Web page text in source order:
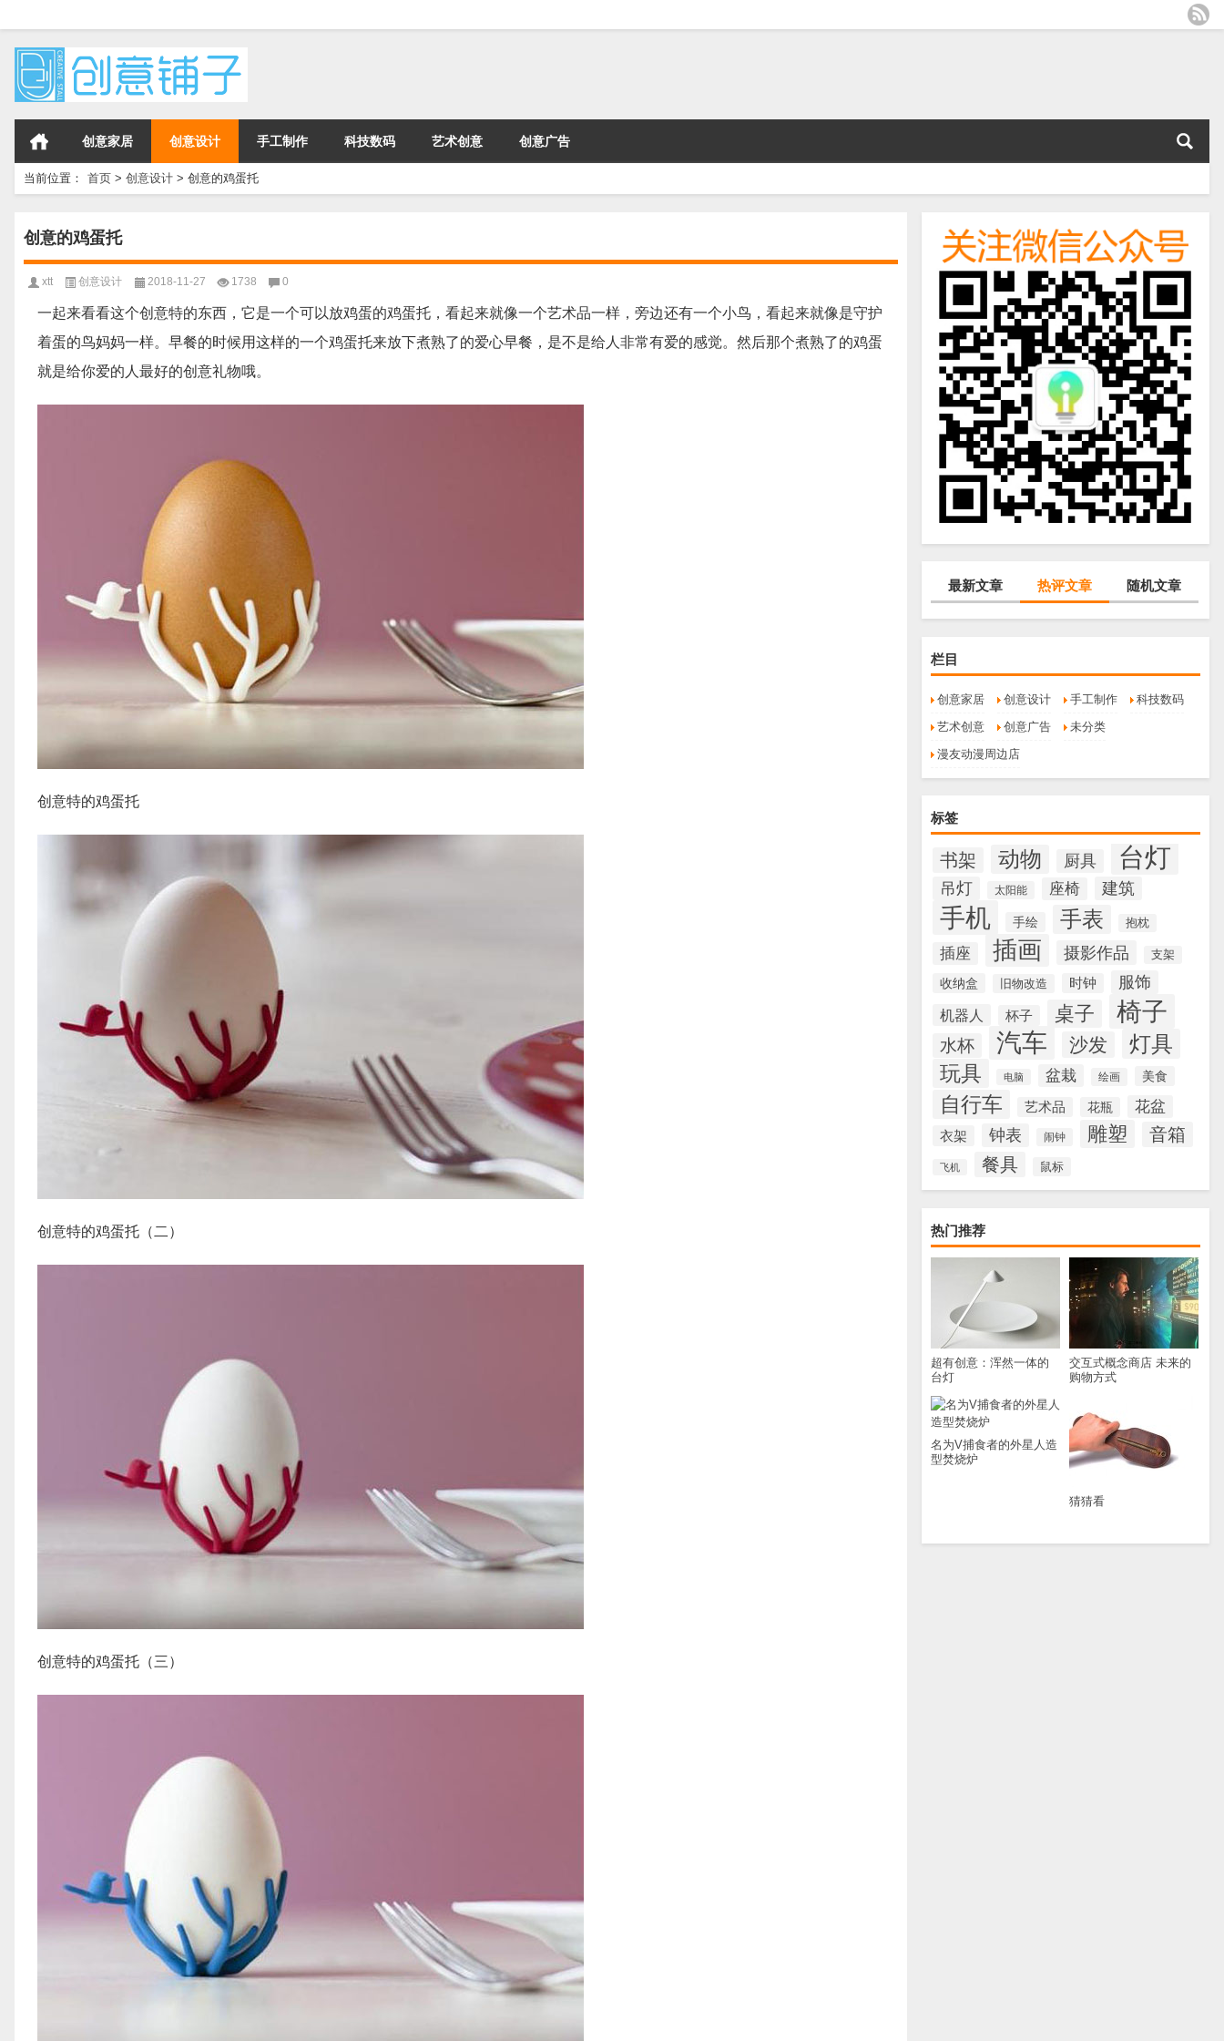
创意家居 创意设计 手工制作 科技数码 艺术创意 创意广告
当前位置： 首页 > 创意设计 > 创意的鸡蛋托
最新文章 热评文章 随机文章
栏目
创意家居 创意设计 手工制作
科技数码
艺术创意
创意广告
未分类
漫友动漫周边店
标签
书架 动物 厨具 台灯
吊灯 太阳能 座椅 建筑
手机 手绘 手表 抱枕
插座 插画 摄影作品 支架
收纳盒 旧物改造 时钟 服饰
机器人 杯子 桌子 椅子
水杯 汽车 沙发 灯具
玩具 电脑 盆栽 绘画 美食
自行车 艺术品 花瓶 花盆
衣架 钟表 闹钟 雕塑 音箱
飞机 餐具 鼠标
热门推荐
超有创意：浑然一体的
台灯
交互式概念商店 未来的
购物方式
名为V捕食者的外星人造
型焚烧炉
猜猜看
创意的鸡蛋托
xtt 创意设计 2018-11-27 1738 0
一起来看看这个创意特的东西，它是一个可以放鸡蛋的鸡蛋托，看起来就像一个艺术品一样，旁边还有一个小鸟，看起来就像是守护
着蛋的鸟妈妈一样。早餐的时候用这样的一个鸡蛋托来放下煮熟了的爱心早餐，是不是给人非常有爱的感觉。然后那个煮熟了的鸡蛋
就是给你爱的人最好的创意礼物哦。
创意特的鸡蛋托
创意特的鸡蛋托（二）
创意特的鸡蛋托（三）